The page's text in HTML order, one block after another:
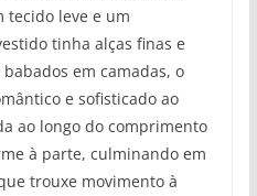
tecido leve e um
tinha alças finas e
em camadas, o
e sofisticado ao
ao longo do comprimento
à parte, culminando em
trouxe movimento à